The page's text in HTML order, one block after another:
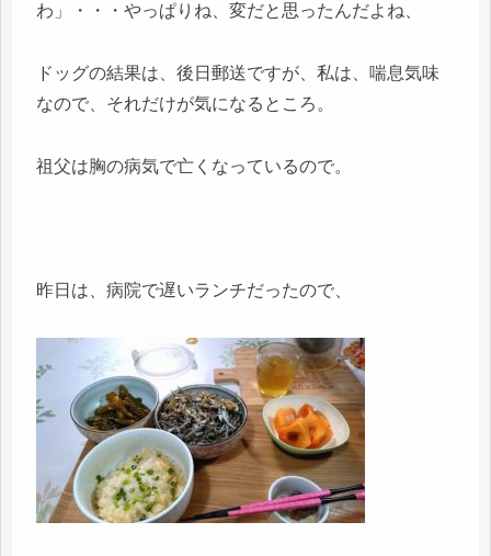
わ」・・・やっぱりね、変だと思ったんだよね、
ドッグの結果は、後日郵送ですが、私は、喘息気味
なので、それだけが気になるところ。
祖父は胸の病気で亡くなっているので。
昨日は、病院で遅いランチだったので、